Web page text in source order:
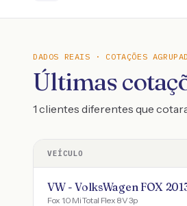
DADOS REAIS · COTAÇÕES
Últimas
1 clientes diferentes que
VEÍCULO
VW - VolksWagen FOX
Fox 1.0 Mi Total Flex 8V 3p